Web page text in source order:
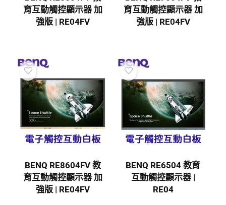
育互動觸控顯示器 加
強版 | RE04FV
育互動觸控顯示器 加
強版 | RE04FV
BENQ RE8604FV 教
育互動觸控顯示器 加
強版 | RE04FV
BENQ RE6504 教育
互動觸控顯示器 |
RE04